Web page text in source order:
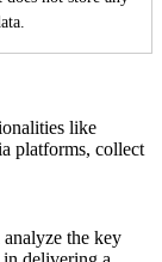
like
platforms, collect
analyze the key